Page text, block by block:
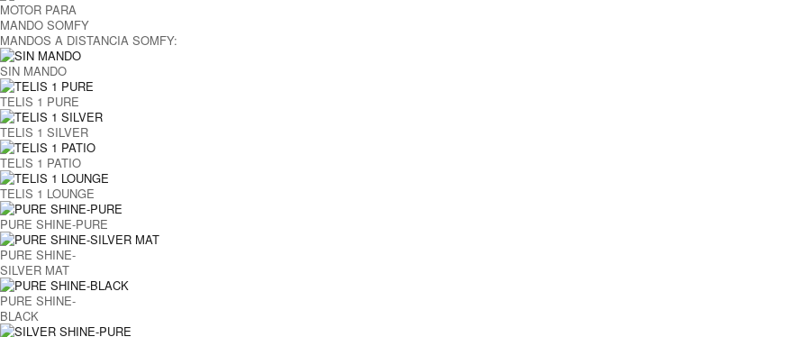
MOTOR PARA
MANDO SOMFY
MANDOS A DISTANCIA SOMFY:
SIN MANDO
TELIS 1 PURE
TELIS 1 SILVER
TELIS 1 PATIO
TELIS 1 LOUNGE
PURE SHINE-PURE
PURE SHINE-
SILVER MAT
PURE SHINE-
BLACK